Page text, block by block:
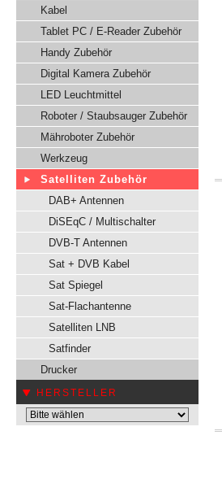
Kabel
Tablet PC / E-Reader Zubehör
Handy Zubehör
Digital Kamera Zubehör
LED Leuchtmittel
Roboter / Staubsauger Zubehör
Mähroboter Zubehör
Werkzeug
Satelliten Zubehör
DAB+ Antennen
DiSEqC / Multischalter
DVB-T Antennen
Sat + DVB Kabel
Sat Spiegel
Sat-Flachantenne
Satelliten LNB
Satfinder
Drucker
HERSTELLER